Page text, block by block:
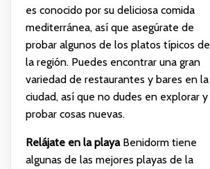
es conocido por su deliciosa comida
mediterránea, así que asegúrate de
probar algunos de los platos típicos de
la región. Puedes encontrar una gran
variedad de restaurantes y bares en la
ciudad, así que no dudes en explorar y
probar cosas nuevas.
Relájate en la playaBenidorm tiene
algunas de las mejores playas de la